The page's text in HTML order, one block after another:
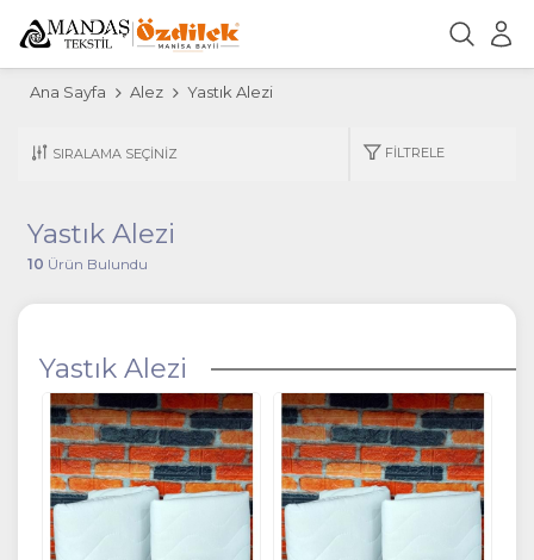
Ana Sayfa Alez Yastık Alezi
FILTRELE
Yastık Alezi
10 Ürün Bulundu
Yastık Alezi